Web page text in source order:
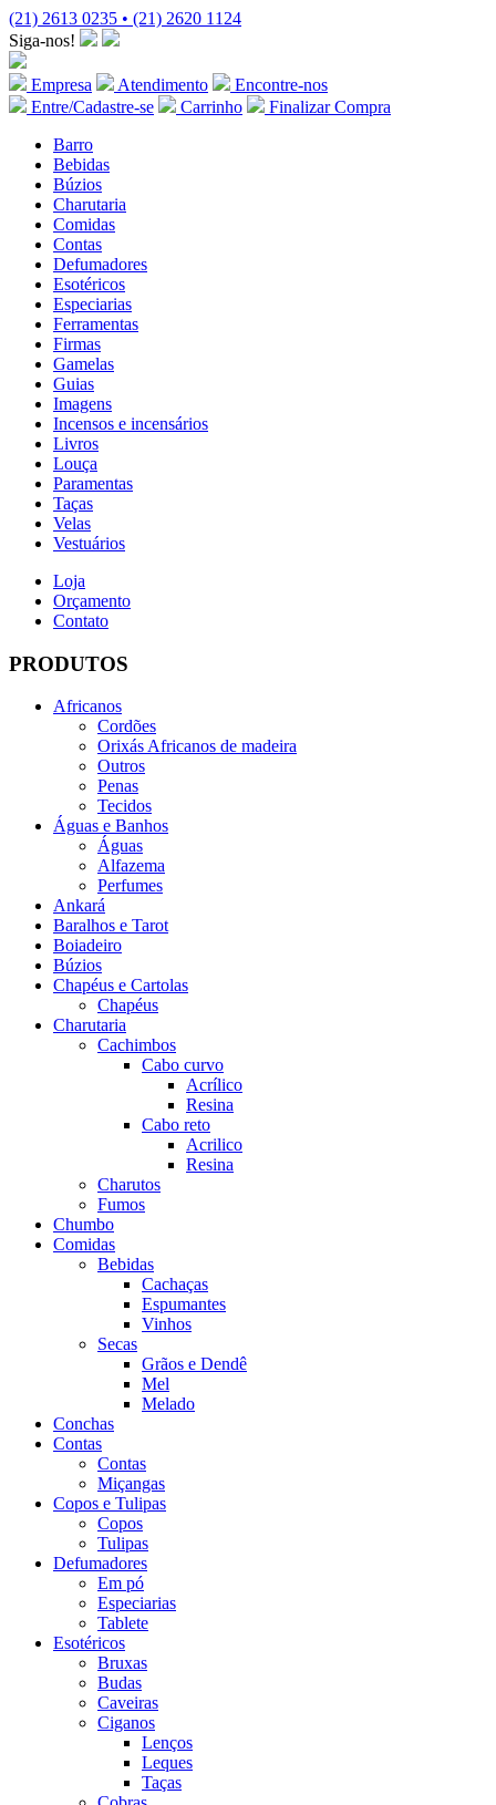
(21) 2613 0235 • (21) 2620 1124
Siga-nos!
Empresa Atendimento
Encontre-nos
Entre/Cadastre-se
Carrinho
Finalizar Compra
Barro
Bebidas
Búzios
Charutaria
Comidas
Contas
Defumadores
Esotéricos
Especiarias
Ferramentas
Firmas
Gamelas
Guias
Imagens
Incensos e incensários
Livros
Louça
Paramentas
Taças
Velas
Vestuários
Loja
Orçamento
Contato
PRODUTOS
Africanos
Cordões
Orixás Africanos de madeira
Outros
Penas
Tecidos
Águas e Banhos
Águas
Alfazema
Perfumes
Ankará
Baralhos e Tarot
Boiadeiro
Búzios
Chapéus e Cartolas
Chapéus
Charutaria
Cachimbos
Cabo curvo
Acrílico
Resina
Cabo reto
Acrilico
Resina
Charutos
Fumos
Chumbo
Comidas
Bebidas
Cachaças
Espumantes
Vinhos
Secas
Grãos e Dendê
Mel
Melado
Conchas
Contas
Contas
Miçangas
Copos e Tulipas
Copos
Tulipas
Defumadores
Em pó
Especiarias
Tablete
Esotéricos
Bruxas
Budas
Caveiras
Ciganos
Lenços
Leques
Taças